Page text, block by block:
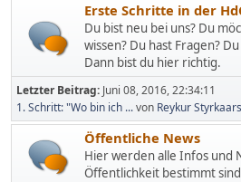
Erste Schritte in der
Du bist neu bei uns? Du
wissen? Du hast Fragen?
Dann bist du hier richtig.
Letzter Beitrag: Juni 08, 2016, 22:34:11
1. Schritt: "Wo bin ich ...von Reykur
Öffentliche News
Hier werden alle Infos und
Öffentlichkeit bestimmt